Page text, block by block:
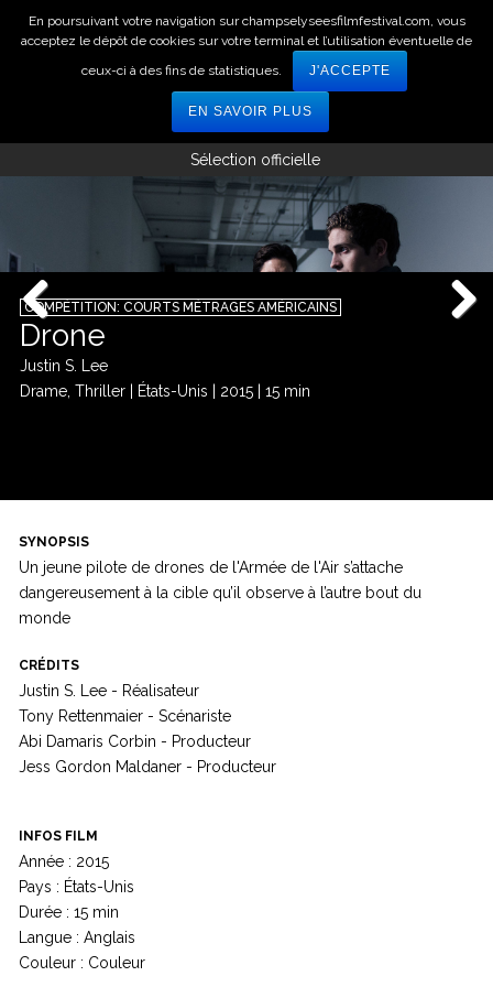
Sélection officielle
COMPÉTITION: COURTS MÉTRAGES AMÉRICAINS
Drone
Justin S. Lee
Drame, Thriller| États-Unis 2015| 15 min
SYNOPSIS
Un jeune pilote de drones de l'Armée de l'Air s’attache
dangereusement à la cible qu’il observe à l’autre bout du
monde
CRÉDITS
Justin S. Lee - Réalisateur
Tony Rettenmaier - Scénariste
Abi Damaris Corbin - Producteur
Jess Gordon Maldaner - Producteur
INFOS FILM
Année : 2015
Pays : États-Unis
Durée : 15 min
Langue : Anglais
Couleur : Couleur
En poursuivant votre navigation sur champselyseesfilmfestival.com, vous
acceptez le dépôt de cookies sur votre terminal et l’utilisation éventuelle de
ceux-ci à des fins de statistiques.
J'ACCEPTE
EN SAVOIR PLUS